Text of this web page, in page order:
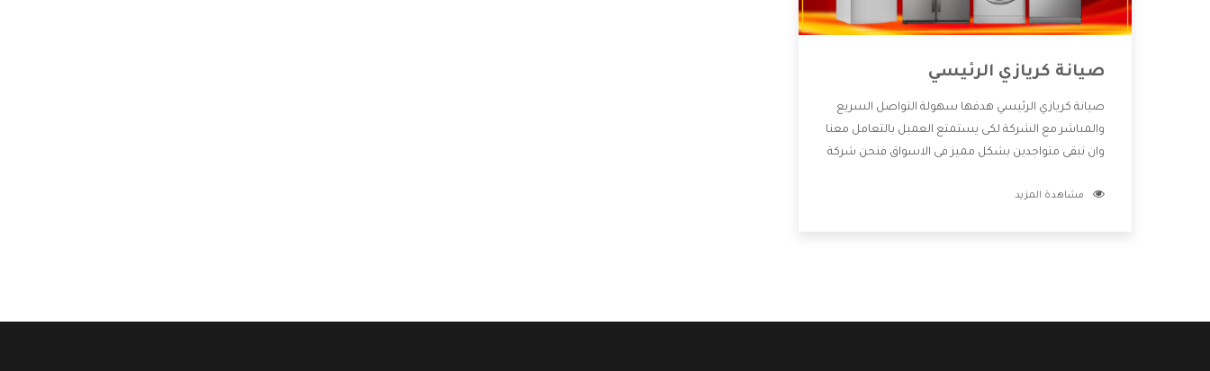
صيانة كريازي الرئيسي
صيانة كريازي الرئيسي هدفها سهولة التواصل السريع
والمباشر مع الشركة لكى يستمتع العميل بالتعامل معنا
وان نبقى متواجدين بشكل مميز فى الاسواق فنحن شركة
بالخدمات التى تنفرد الشركة بها والتى تكون منها خدمة
مشاهدة المزيد